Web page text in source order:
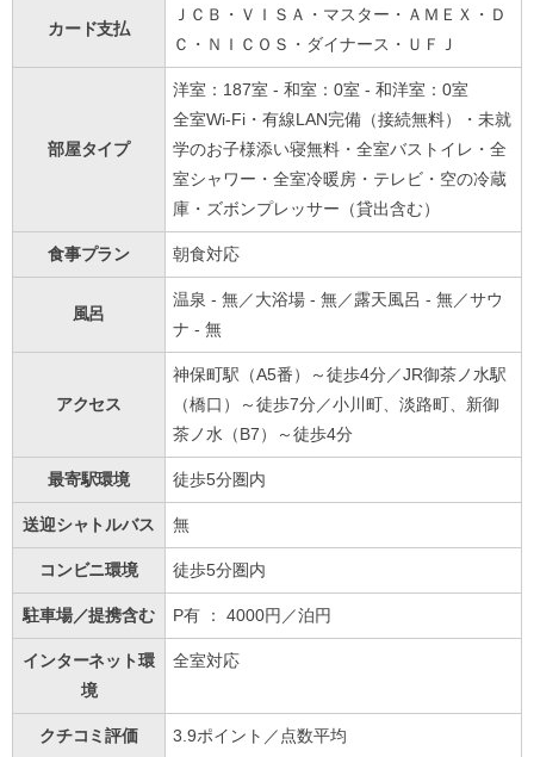
カード支払
ＪＣＢ・ＶＩＳＡ・マスター・ＡＭＥＸ・Ｄ
Ｃ・ＮＩＣＯＳ・ダイナース・ＵＦＪ
部屋タイプ
洋室：187室 - 和室：0室 - 和洋室：0室
全室Wi-Fi・有線LAN完備（接続無料）・未就
学のお子様添い寝無料・全室バストイレ・全
室シャワー・全室冷暖房・テレビ・空の冷蔵
庫・ズボンプレッサー（貸出含む）
食事プラン 朝食対応
風呂
温泉 - 無／大浴場 - 無／露天風呂 - 無／サウ
ナ - 無
アクセス
神保町駅（A5番）～徒歩4分／JR御茶ノ水駅
（橋口）～徒歩7分／小川町、淡路町、新御
茶ノ水（B7）～徒歩4分
最寄駅環境 徒歩5分圏内
送迎シャトルバス 無
コンビニ環境 徒歩5分圏内
駐車場／提携含む P有 ： 4000円／泊円
インターネット環
境
全室対応
クチコミ評価 3.9ポイント／点数平均